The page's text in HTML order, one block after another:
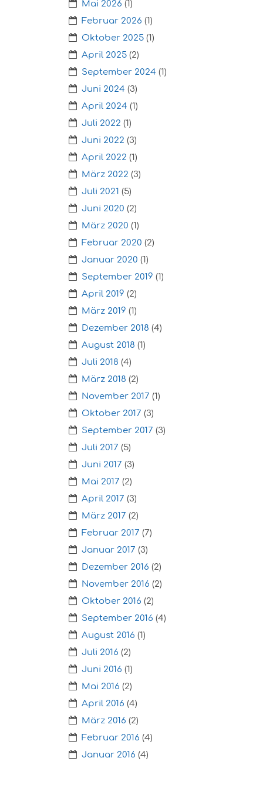
Mai 2026 (1)
Februar 2026 (1)
Oktober 2025 (1)
April 2025 (2)
September 2024 (1)
Juni 2024 (3)
April 2024 (1)
Juli 2022 (1)
Juni 2022 (3)
April 2022 (1)
März 2022 (3)
Juli 2021 (5)
Juni 2020 (2)
März 2020 (1)
Februar 2020 (2)
Januar 2020 (1)
September 2019 (1)
April 2019 (2)
März 2019 (1)
Dezember 2018 (4)
August 2018 (1)
Juli 2018 (4)
März 2018 (2)
November 2017 (1)
Oktober 2017 (3)
September 2017 (3)
Juli 2017 (5)
Juni 2017 (3)
Mai 2017 (2)
April 2017 (3)
März 2017 (2)
Februar 2017 (7)
Januar 2017 (3)
Dezember 2016 (2)
November 2016 (2)
Oktober 2016 (2)
September 2016 (4)
August 2016 (1)
Juli 2016 (2)
Juni 2016 (1)
Mai 2016 (2)
April 2016 (4)
März 2016 (2)
Februar 2016 (4)
Januar 2016 (4)